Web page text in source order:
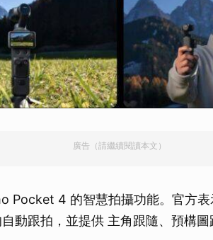
廣告（請繼續閱讀本文）
Pocket 4 的智慧拍攝功能。官方
動跟拍，並提供 主角跟隨、預構